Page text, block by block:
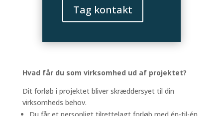
Tag kontakt
Hvad får du som virksomhed ud af projektet?
Dit forløb i projektet bliver skræddersyet til din
virksomheds behov.